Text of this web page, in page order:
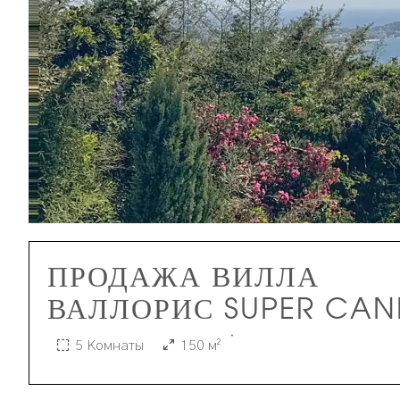
ПРОДАЖА ВИЛЛА
ВАЛЛОРИС SUPER
5 Комнаты 150 м²
·